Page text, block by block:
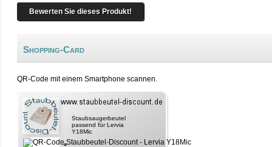
Bewerten Sie dieses Produkt!
Shopping-Card
QR-Code mit einem Smartphone scannen.
Staubsaugerbeutel
passend für Lervia
Y18Mic